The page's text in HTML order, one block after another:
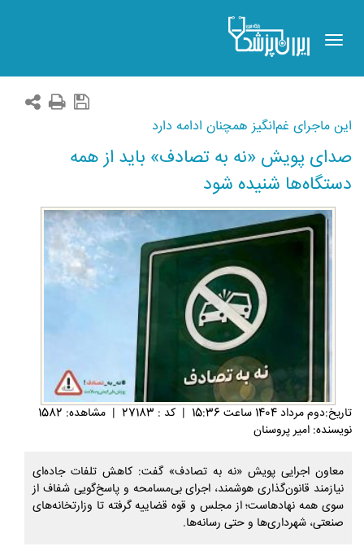
Toggle
navigation
این ماجرای غم‌انگیز همچنان ادامه دارد
صدای پویش «نه به تصادف» باید از همه
دستگاه‌ها شنیده شود
تاريخ:دوم مرداد 1404 ساعت 15:36 | کد : 27183 | مشاهده: 1582
نویسنده: امیر پروسنان
معاون اجرایی پویش «نه به تصادف» گفت: کاهش تلفات جاده‌ای
نیازمند قانون‌گذاری هوشمند، اجرای بی‌مسامحه و پاسخ‌گویی شفاف از
سوی همه نهادهاست؛ از مجلس و قوه قضاییه گرفته تا وزارتخانه‌های
صنعتی، شهرداری‌ها و حتی رسانه‌ها.